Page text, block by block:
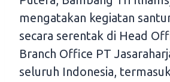
mengatakan kegiatan
secara serentak di Head
Branch Office PT
seluruh Indonesia,